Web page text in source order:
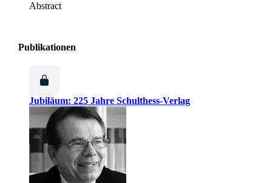
Abstract
Publikationen
Jubiläum: 225 Jahre Schulthess-Verlag